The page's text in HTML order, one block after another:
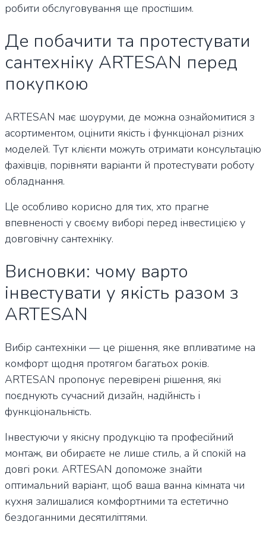
робити обслуговування ще простішим.
Де побачити та протестувати
сантехніку ARTESAN перед
покупкою
ARTESAN має шоуруми, де можна ознайомитися з
асортиментом, оцінити якість і функціонал різних
моделей. Тут клієнти можуть отримати консультацію
фахівців, порівняти варіанти й протестувати роботу
обладнання.
Це особливо корисно для тих, хто прагне
впевненості у своєму виборі перед інвестицією у
довговічну сантехніку.
Висновки: чому варто
інвестувати у якість разом з
ARTESAN
Вибір сантехніки — це рішення, яке впливатиме на
комфорт щодня протягом багатьох років.
ARTESAN пропонує перевірені рішення, які
поєднують сучасний дизайн, надійність і
функціональність.
Інвестуючи у якісну продукцію та професійний
монтаж, ви обираєте не лише стиль, а й спокій на
довгі роки. ARTESAN допоможе знайти
оптимальний варіант, щоб ваша ванна кімната чи
кухня залишалися комфортними та естетично
бездоганними десятиліттями.